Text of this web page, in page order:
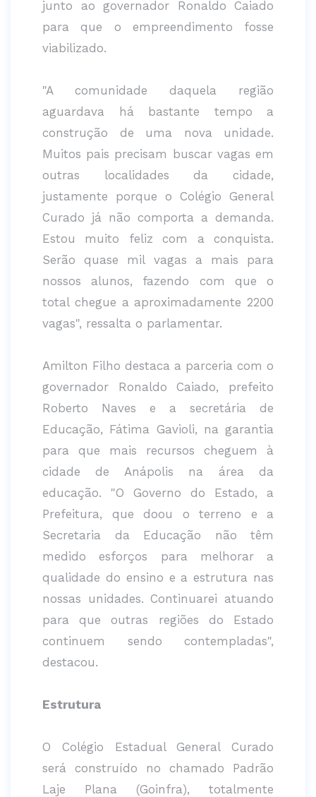
junto ao governador Ronaldo Caiado
para que o empreendimento fosse
viabilizado.
"A comunidade daquela região
aguardava há bastante tempo a
construção de uma nova unidade.
Muitos pais precisam buscar vagas em
outras localidades da cidade,
justamente porque o Colégio General
Curado já não comporta a demanda.
Estou muito feliz com a conquista.
Serão quase mil vagas a mais para
nossos alunos, fazendo com que o
total chegue a aproximadamente 2200
vagas", ressalta o parlamentar.
Amilton Filho destaca a parceria com o
governador Ronaldo Caiado, prefeito
Roberto Naves e a secretária de
Educação, Fátima Gavioli, na garantia
para que mais recursos cheguem à
cidade de Anápolis na área da
educação. "O Governo do Estado, a
Prefeitura, que doou o terreno e a
Secretaria da Educação não têm
medido esforços para melhorar a
qualidade do ensino e a estrutura nas
nossas unidades. Continuarei atuando
para que outras regiões do Estado
continuem sendo contempladas",
destacou.
Estrutura
O Colégio Estadual General Curado
será construído no chamado Padrão
Laje Plana (Goinfra), totalmente